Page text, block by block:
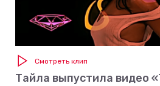
Смотреть клип
Тайла выпустила видео